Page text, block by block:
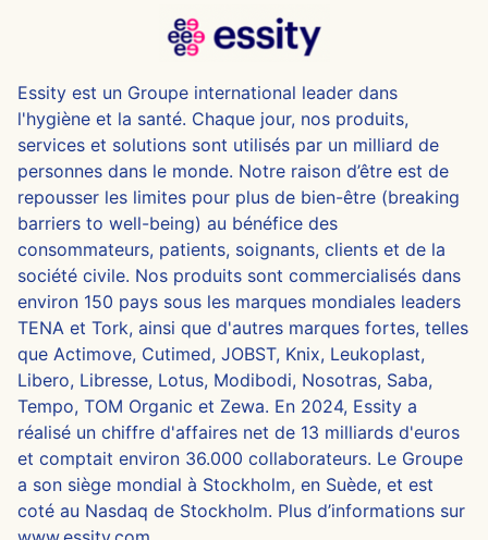
Essity est un Groupe international leader dans
l'hygiène et la santé. Chaque jour, nos produits,
services et solutions sont utilisés par un milliard de
personnes dans le monde. Notre raison d’être est de
repousser les limites pour plus de bien-être (breaking
barriers to well-being) au bénéfice des
consommateurs, patients, soignants, clients et de la
société civile. Nos produits sont commercialisés dans
environ 150 pays sous les marques mondiales leaders
TENA et Tork, ainsi que d'autres marques fortes, telles
que Actimove, Cutimed, JOBST, Knix, Leukoplast,
Libero, Libresse, Lotus, Modibodi, Nosotras, Saba,
Tempo, TOM Organic et Zewa. En 2024, Essity a
réalisé un chiffre d'affaires net de 13 milliards d'euros
et comptait environ 36.000 collaborateurs. Le Groupe
a son siège mondial à Stockholm, en Suède, et est
coté au Nasdaq de Stockholm. Plus d’informations sur